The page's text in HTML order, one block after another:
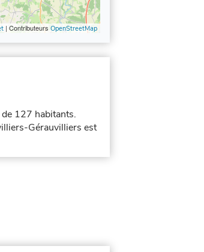
| Contributeurs OpenStreetMap
127 habitants.
Gérauvilliers est